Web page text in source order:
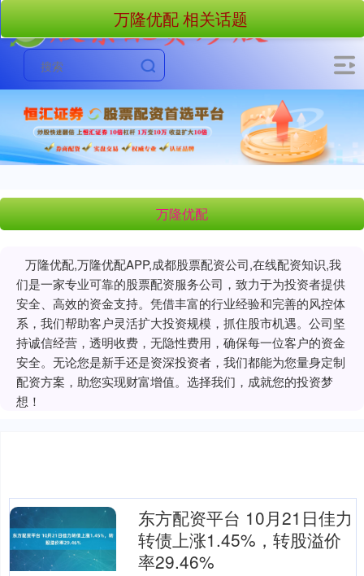
万隆优配
万隆优配,万隆优配APP,成都股票配资公司,在线配资知识,我
们是一家专业可靠的股票配资服务公司，致力于为投资者提供
安全、高效的资金支持。凭借丰富的行业经验和完善的风控体
系，我们帮助客户灵活扩大投资规模，抓住股市机遇。公司坚
持诚信经营，透明收费，无隐性费用，确保每一位客户的资金
安全。无论您是新手还是资深投资者，我们都能为您量身定制
配资方案，助您实现财富增值。选择我们，成就您的投资梦
想！
万隆优配 相关话题
东方配资平台 10月21日佳力
转债上涨1.45%，转股溢价
率29.46%